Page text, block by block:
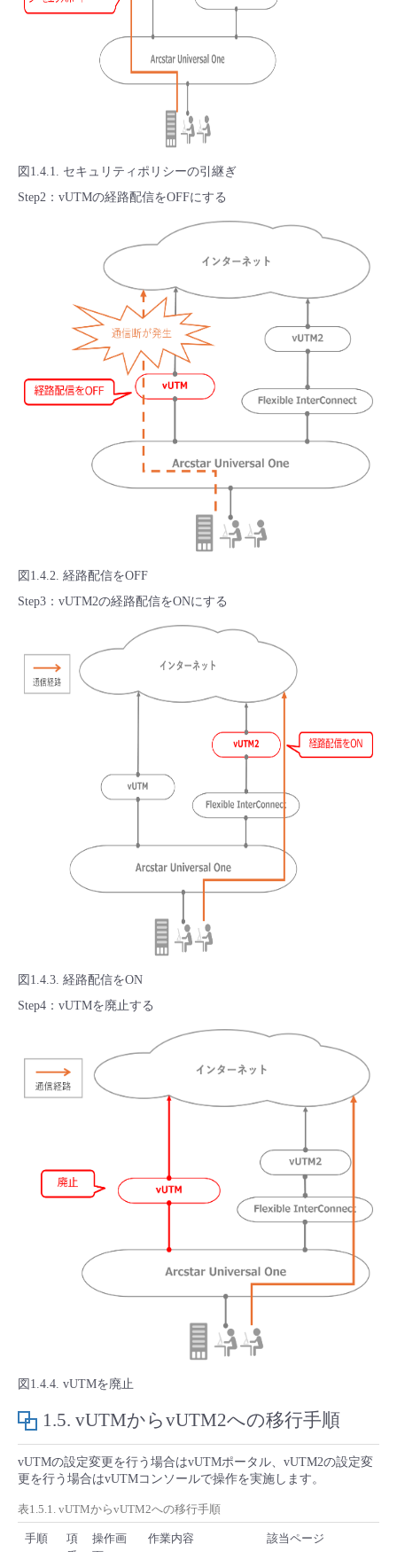
図1.4.1. セキュリティポリシーの引継ぎ
Step2：vUTMの経路配信をOFFにする
図1.4.2. 経路配信をOFF
Step3：vUTM2の経路配信をONにする
図1.4.3. 経路配信をON
Step4：vUTMを廃止する
図1.4.4. vUTMを廃止
1.5. vUTMからvUTM2への移行手順
vUTMの設定変更を行う場合はvUTMポータル、vUTM2の設定変
更を行う場合はvUTMコンソールで操作を実施します。
表1.5.1. vUTMからvUTM2への移行手順
手順
項
操作画
作業内容 該当ページ